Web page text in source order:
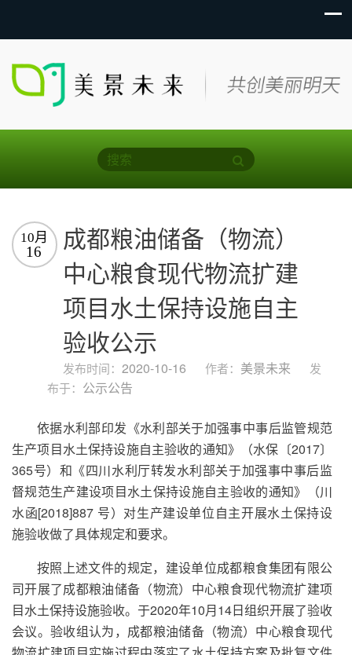
成都粮油储备（物流）
中心粮食现代物流扩建
项目水土保持设施自主
验收公示
10月
16
发布时间： 2020-10-16 作者： 美景未来
发
布于： 公示公告
依据水利部印发《水利部关于加强事中事后监管规范
生产项目水土保持设施自主验收的通知》（水保〔2017〕
365号）和《四川水利厅转发水利部关于加强事中事后监
督规范生产建设项目水土保持设施自主验收的通知》（川
水函[2018]887 号）对生产建设单位自主开展水土保持设
施验收做了具体规定和要求。
按照上述文件的规定，建设单位成都粮食集团有限公
司开展了成都粮油储备（物流）中心粮食现代物流扩建项
目水土保持设施验收。于2020年10月14日组织开展了验收
会议。验收组认为，成都粮油储备（物流）中心粮食现代